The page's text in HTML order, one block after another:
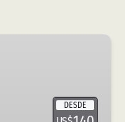
DESDE